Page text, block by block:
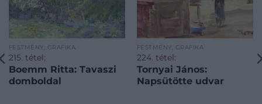
FESTMÉNY, GRAFIKA
215. tétel:
Boemm Ritta: Tavaszi
domboldal
FESTMÉNY, GRAFIKA
224. tétel:
Tornyai János:
Napsütötte udvar